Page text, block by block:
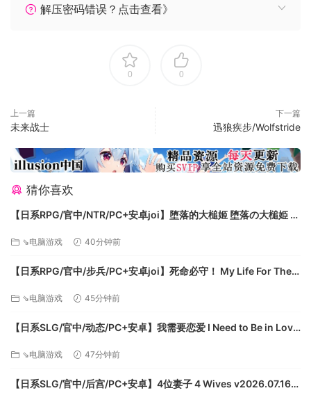
随机生成的战斗场景，充满惊喜的特殊房间，上百种炫酷技能
与手感各异的强力武器，随机掉落，每次战斗，都能给你船新
的体验。
在Roguelike的玩法之外，还能培养你的英雄，与它一起变强。
从技能到操作，各自独有的特色玩法，让人无法拒绝。
超多武器和技能道具N种组合，每次出击都能骚操作。
解压密码错误？点击查看》
0 0
上一篇
未来战士
下一篇
迅狼疾步/Wolfstride
猜你喜欢
【日系RPG/官中/NTR/PC+安卓joi】堕落的大槌姬 堕落の大槌姫 官
⇘电脑游戏 40分钟前
【日系RPG/官中/步兵/PC+安卓joi】死命必守！ My Life For Thee!
⇘电脑游戏 45分钟前
【日系SLG/官中/动态/PC+安卓】我需要恋爱 I Need to Be in Love
⇘电脑游戏 47分钟前
【日系SLG/官中/后宫/PC+安卓】4位妻子 4 Wives v2026.07.16